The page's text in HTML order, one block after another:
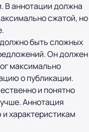
В аннотации должна
сжатой, но
быть сложных
Он должен
максимально
о публикации.
и понятно
Аннотация
характеристикам